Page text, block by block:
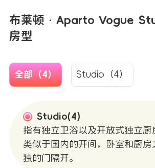
布莱顿 · Aparto Vogue
房型
全部（4） Studio（4）
Studio(4)
指有独立卫浴以及开放式独立厨
类似于国内的开间，卧室和厨房
独的门隔开。